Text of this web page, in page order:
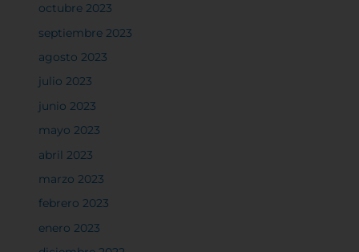
octubre 2023
septiembre 2023
agosto 2023
julio 2023
junio 2023
mayo 2023
abril 2023
marzo 2023
febrero 2023
enero 2023